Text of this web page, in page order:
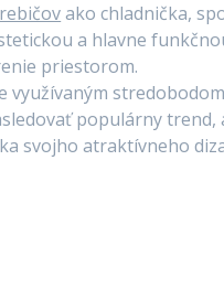
ako chladnička,
a hlavne
priestorom.
populárny
svojho atraktívneho